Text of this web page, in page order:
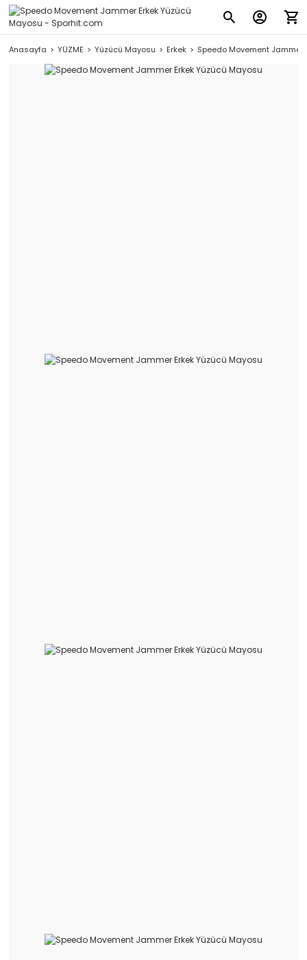
Anasayfa YÜZME Yüzücü Mayosu Erkek Speedo Movement Jammer